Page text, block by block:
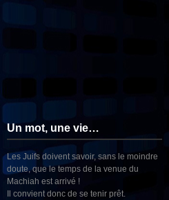
Un mot, une vie…
Les Juifs doivent savoir, sans le moindre
doute, que le temps de la venue du
Machiah est arrivé !
Il convient donc de se tenir prêt.